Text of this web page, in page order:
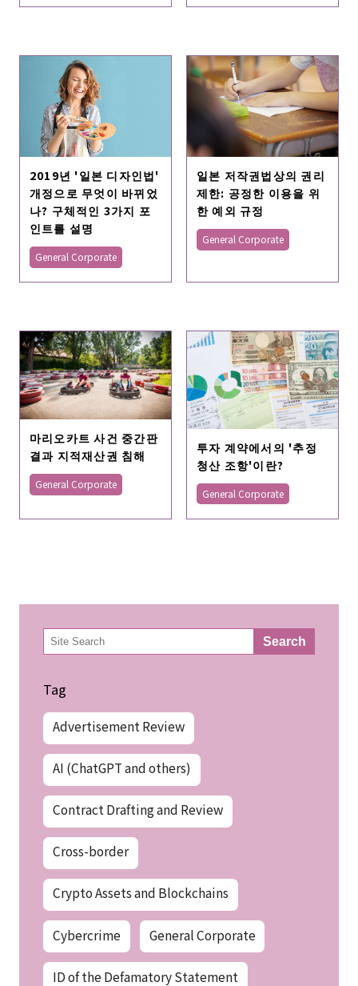
2019년 '일본 디자인법'
개정으로 무엇이 바뀌었
나? 구체적인 3가지 포
인트를 설명
General Corporate
일본 저작권법상의 권리
제한: 공정한 이용을 위
한 예외 규정
General Corporate
마리오카트 사건 중간판
결과 지적재산권 침해
General Corporate
투자 계약에서의 '추정
청산 조항'이란?
General Corporate
検
索 Search
Tag
Advertisement Review
AI (ChatGPT and others)
Contract Drafting and Review
Cross-border
Crypto Assets and Blockchains
Cybercrime General Corporate
ID of the Defamatory Statement